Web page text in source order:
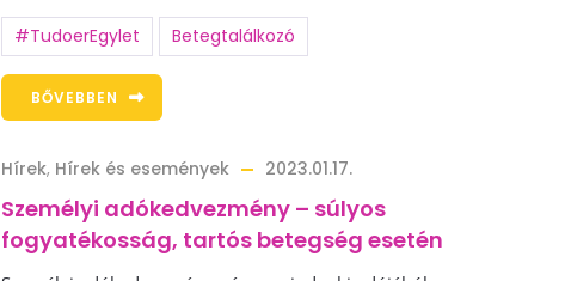
#TudoerEgylet Betegtalálkozó
BŐVEBBEN
Hírek, Hírek és események 2023.01.17.
Személyi adókedvezmény – súlyos
fogyatékosság, tartós betegség esetén